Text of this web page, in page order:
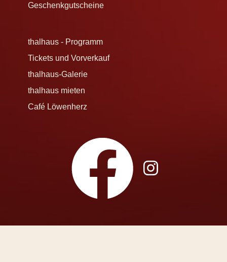
Geschenkgutscheine
thalhaus - Programm
Tickets und Vorverkauf
thalhaus-Galerie
thalhaus mieten
Café Löwenherz